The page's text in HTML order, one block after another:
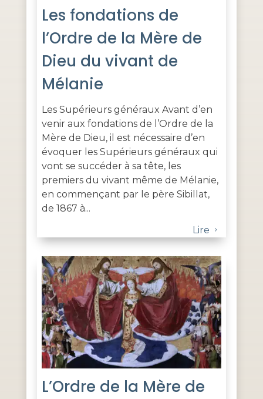
Les fondations de
l’Ordre de la Mère de
Dieu du vivant de
Mélanie
Les Supérieurs généraux Avant d’en
venir aux fondations de l’Ordre de la
Mère de Dieu, il est nécessaire d’en
évoquer les Supérieurs généraux qui
vont se succéder à sa tête, les
premiers du vivant même de Mélanie,
en commençant par le père Sibillat,
de 1867 à...
Lire
5
L’Ordre de la Mère de